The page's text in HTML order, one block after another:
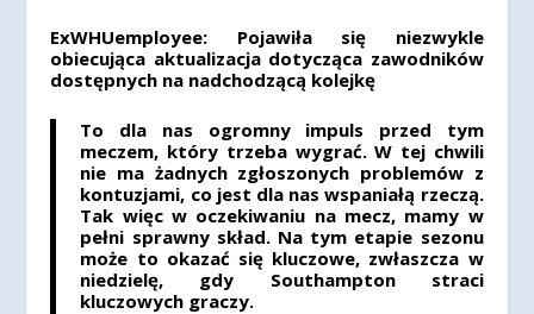
ExWHUemployee: Pojawiła się niezwykle
obiecująca aktualizacja dotycząca zawodników
dostępnych na nadchodzącą kolejkę
To dla nas ogromny impuls przed tym
meczem, który trzeba wygrać. W tej chwili
nie ma żadnych zgłoszonych problemów z
kontuzjami, co jest dla nas wspaniałą rzeczą.
Tak więc w oczekiwaniu na mecz, mamy w
pełni sprawny skład. Na tym etapie sezonu
może to okazać się kluczowe, zwłaszcza w
niedzielę, gdy Southampton straci
kluczowych graczy.